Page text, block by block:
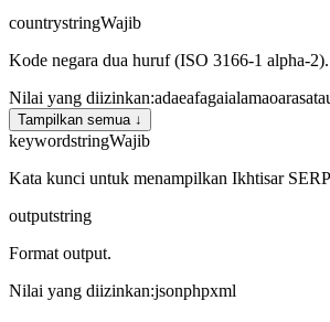
countrystringWajib
Kode negara dua huruf (ISO 3166-1 alpha-2).
Nilai yang diizinkan:adaeafagaialamaoarasat
Tampilkan semua ↓
keywordstringWajib
Kata kunci untuk menampilkan Ikhtisar
outputstring
Format output.
Nilai yang diizinkan:jsonphpxml